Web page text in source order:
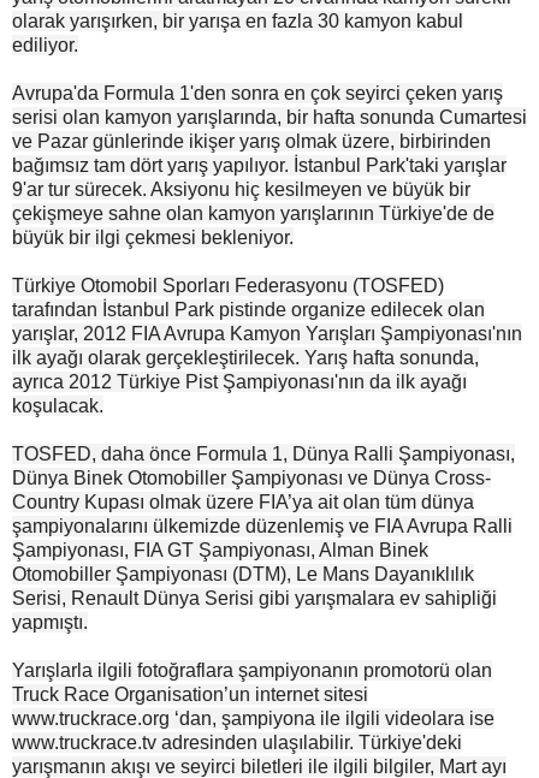
olarak yarışırken, bir yarışa en fazla 30 kamyon kabul
ediliyor.
Avrupa'da Formula 1'den sonra en çok seyirci çeken yarış
serisi olan kamyon yarışlarında, bir hafta sonunda Cumartesi
ve Pazar günlerinde ikişer yarış olmak üzere, birbirinden
bağımsız tam dört yarış yapılıyor. İstanbul Park'taki yarışlar
9'ar tur sürecek. Aksiyonu hiç kesilmeyen ve büyük bir
çekişmeye sahne olan kamyon yarışlarının Türkiye'de de
büyük bir ilgi çekmesi bekleniyor.
Türkiye Otomobil Sporları Federasyonu (TOSFED)
tarafından İstanbul Park pistinde organize edilecek olan
yarışlar, 2012 FIA Avrupa Kamyon Yarışları Şampiyonası'nın
ilk ayağı olarak gerçekleştirilecek. Yarış hafta sonunda,
ayrıca 2012 Türkiye Pist Şampiyonası'nın da ilk ayağı
koşulacak.
TOSFED, daha önce Formula 1, Dünya Ralli Şampiyonası,
Dünya Binek Otomobiller Şampiyonası ve Dünya Cross-
Country Kupası olmak üzere FIA’ya ait olan tüm dünya
şampiyonalarını ülkemizde düzenlemiş ve FIA Avrupa Ralli
Şampiyonası, FIA GT Şampiyonası, Alman Binek
Otomobiller Şampiyonası (DTM), Le Mans Dayanıklılık
Serisi, Renault Dünya Serisi gibi yarışmalara ev sahipliği
yapmıştı.
Yarışlarla ilgili fotoğraflara şampiyonanın promotorü olan
Truck Race Organisation’un internet sitesi
www.truckrace.org ‘dan, şampiyona ile ilgili videolara ise
www.truckrace.tv adresinden ulaşılabilir. Türkiye'deki
yarışmanın akışı ve seyirci biletleri ile ilgili bilgiler, Mart ayı